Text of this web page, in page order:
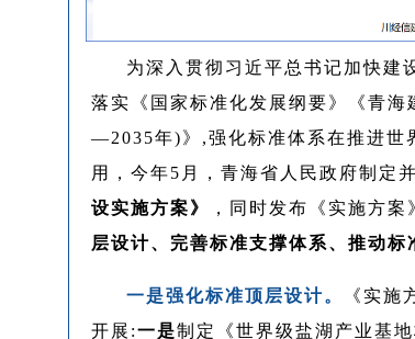
为深入贯彻习近平总书记加快建
落实《国家标准化发展纲要》《青
—2035年)》,强化标准体系在推进世
用，今年5月，青海省人民政府制定
设实施方案》
，同时发布《实施方案
层设计、完善标准支撑体系、推动标
一是强化标准顶层设计。
《实施
开展:一是制定《世界级盐湖产业基